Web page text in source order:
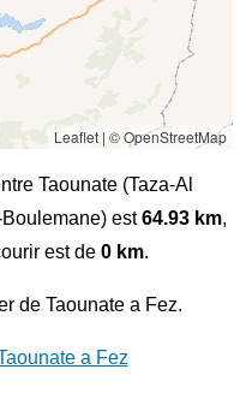
Leaflet| © OpenStreetMap
Taounate (Taza-Al
est64.93 km,
est de 0 km.
de Taounate a Fez.
a Fez